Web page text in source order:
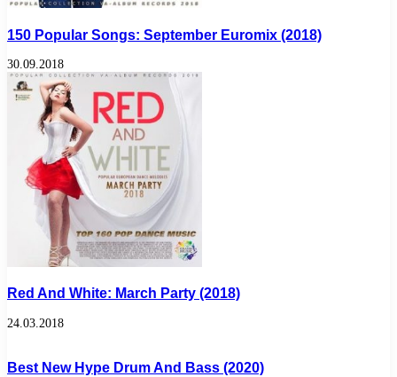
150 Popular Songs: September Euromix (2018)
30.09.2018
Red And White: March Party (2018)
24.03.2018
Best New Hype Drum And Bass (2020)